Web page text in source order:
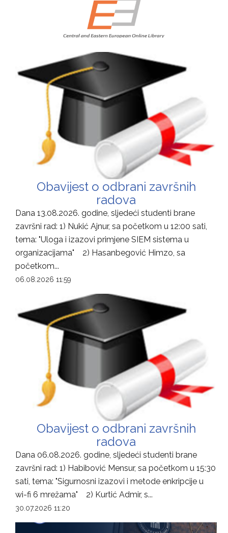
Obavijest o odbrani završnih
radova
Dana 13.08.2026. godine, sljedeći studenti brane
završni rad: 1) Nukić Ajnur, sa početkom u 12:00 sati,
tema: "Uloga i izazovi primjene SIEM sistema u
organizacijama" 2) Hasanbegović Himzo, sa
početkom...
06.08.2026 11:59
Obavijest o odbrani završnih
radova
Dana 06.08.2026. godine, sljedeći studenti brane
završni rad: 1) Habibović Mensur, sa početkom u 15:30
sati, tema: "Sigurnosni izazovi i metode enkripcije u
wi-fi 6 mrežama" 2) Kurtić Admir, s...
30.07.2026 11:20